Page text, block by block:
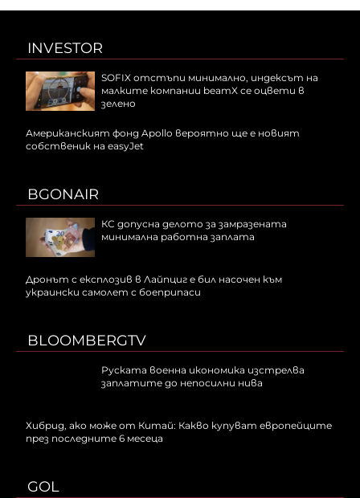
INVESTOR
SOFIX отстъпи минимално, индексът на
малките компании beamX се оцвети в
зелено
Американският фонд Apollo вероятно ще е новият
собственик на easyJet
BGONAIR
КС допусна делото за замразената
минимална работна заплата
Дронът с експлозив в Лайпциг е бил насочен към
украински самолет с боеприпаси
BLOOMBERGTV
Руската военна икономика изстрелва
заплатите до непосилни нива
Хибрид, ако може от Китай: Какво купуват европейците
през последните 6 месеца
GOL